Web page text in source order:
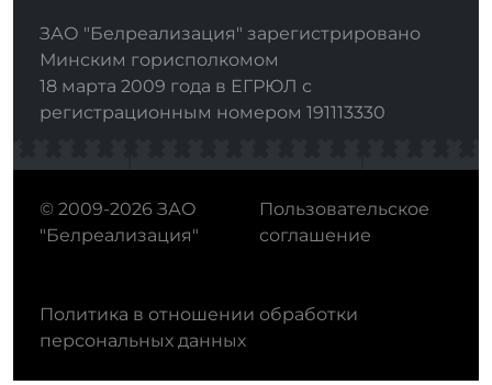
ЗАО "Белреализация" зарегистрировано
Минским горисполкомом
18 марта 2009 года в ЕГРЮЛ с
регистрационным номером 191113330
© 2009-2026 ЗАО
"Белреализация"
Пользовательское
соглашение
Политика в отношении обработки
персональных данных